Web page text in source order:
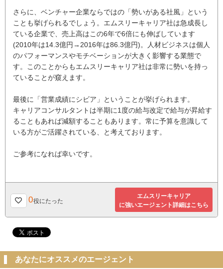
さらに、ベンチャー企業ならではの「勢いがある社風」という
ことも挙げられるでしょう。エムスリーキャリア社は急成長し
ている企業で、売上高はこの6年で6倍にも伸ばしています
(2010年は14.3億円→2016年は86.3億円)。人材ビジネスは個人
のパフォーマンスやモチベーションが大きく影響する業態で
す。このことからもエムスリーキャリア社は非常に勢いを持っ
ていることが窺えます。
最後に「営業成績にシビア」ということが挙げられます。
キャリアコンサルタントは半期に1度の給与改定で給与が昇給す
ることもあれば減額することもあります。常に予算を意識して
いる方がご活躍されている、と考えております。
ご参考になれば幸いです。
0役にたった
エムスリーキャリア
に強いエージェント詳細はこちら
あなたにオススメのエージェント